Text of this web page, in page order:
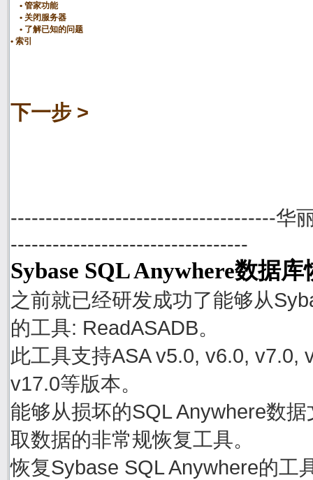
管家功能
关闭服务器
了解已知的问题
索引
下一步 >
--------------------------------------华
----------------------------------
Sybase SQL Anywhere数据
之前就已经研发成功了能够从
的工具: ReadASADB。
此工具支持ASA v5.0, v6.0, v7.0,
v17.0等版本。
能够从损坏的SQL Anywhere数
取数据的非常规恢复工具。
恢复Sybase SQL Anywhere的工